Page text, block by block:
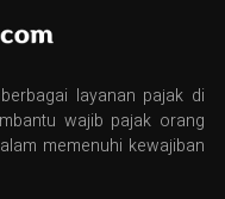
layanan pajak di
wajib pajak orang
memenuhi kewajiban